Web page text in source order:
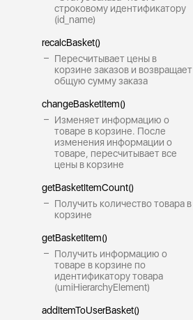
строковому идентификатору
(id_name)
recalcBasket()
Пересчитывает цены в
корзине заказов и возвращает
общую сумму заказа
changeBasketItem()
Изменяет информацию о
товаре в корзине. После
изменения информации о
товаре, пересчитывает все
цены в корзине
getBasketItemCount()
Получить количество товара в
корзине
getBasketItem()
Получить информацию о
товаре в корзине по
идентификатору товара
(umiHierarchyElement)
addItemToUserBasket()